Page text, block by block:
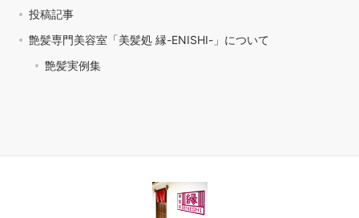
投稿記事
艶髪専門美容室「美髪処 縁-ENISHI-」について
艶髪実例集